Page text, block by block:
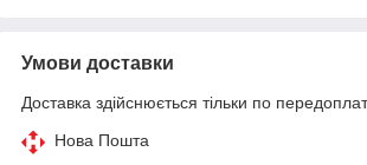
Умови доставки
Доставка здійснюється тільки по
Нова Пошта